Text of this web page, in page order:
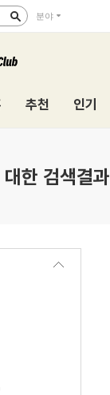
분야
추천 인기
대한 검색결과